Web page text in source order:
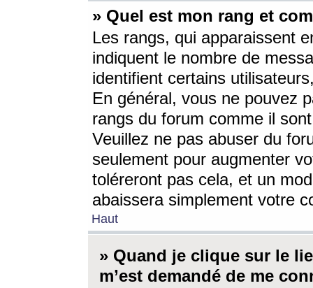
» Quel est mon rang et
Les rangs, qui apparaissent
indiquent le nombre de
identifient certains
En général, vous ne pouvez
rangs du forum comme il
Veuillez ne pas abuser du
seulement pour augmenter
toléreront pas cela, et un
abaissera simplement votre
Haut
» Quand je clique sur le
m’est demandé de me